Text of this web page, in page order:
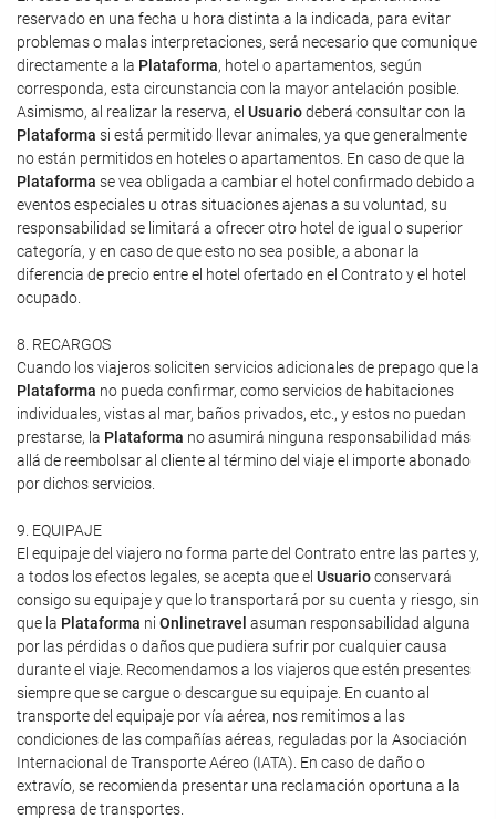
reservado en una fecha u hora distinta a la indicada, para evitar
problemas o malas interpretaciones, será necesario que comunique
directamente a la Plataforma, hotel o apartamentos, según
corresponda, esta circunstancia con la mayor antelación posible.
Asimismo, al realizar la reserva, el Usuariodeberá consultar con la
Plataforma si está permitido llevar animales, ya que generalmente
no están permitidos en hoteles o apartamentos. En caso de que la
Plataforma se vea obligada a cambiar el hotel confirmado debido a
eventos especiales u otras situaciones ajenas a su voluntad, su
responsabilidad se limitará a ofrecer otro hotel de igual o superior
categoría, y en caso de que esto no sea posible, a abonar la
diferencia de precio entre el hotel ofertado en el Contrato y el hotel
ocupado.
8. RECARGOS
Cuando los viajeros soliciten servicios adicionales de prepago que la
Plataforma no pueda confirmar, como servicios de habitaciones
individuales, vistas al mar, baños privados, etc., y estos no puedan
prestarse, la Plataforma no asumirá ninguna responsabilidad más
allá de reembolsar al cliente al término del viaje el importe abonado
por dichos servicios.
9. EQUIPAJE
El equipaje del viajero no forma parte del Contrato entre las partes y,
a todos los efectos legales, se acepta que el Usuarioconservará
consigo su equipaje y que lo transportará por su cuenta y riesgo, sin
que la Plataforma ni Onlinetravel asuman responsabilidad alguna
por las pérdidas o daños que pudiera sufrir por cualquier causa
durante el viaje. Recomendamos a los viajeros que estén presentes
siempre que se cargue o descargue su equipaje. En cuanto al
transporte del equipaje por vía aérea, nos remitimos a las
condiciones de las compañías aéreas, reguladas por la Asociación
Internacional de Transporte Aéreo (IATA). En caso de daño o
extravío, se recomienda presentar una reclamación oportuna a la
empresa de transportes.